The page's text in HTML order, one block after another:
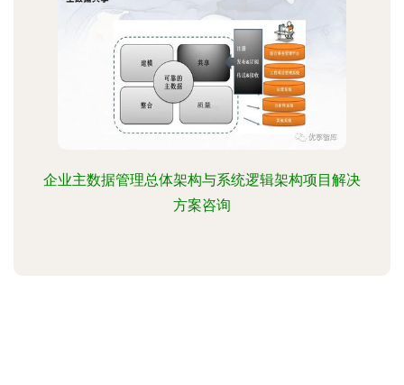
企业主数据管理总体架构与系统逻辑架构项目解决
方案咨询